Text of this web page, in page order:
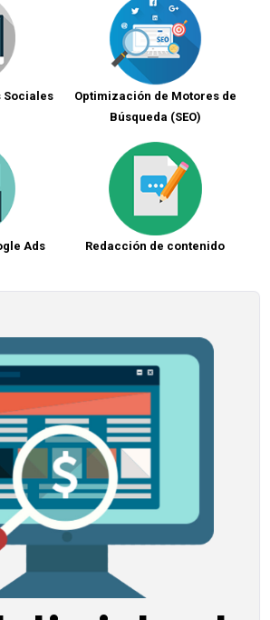
Sociales
Optimización de Motores de
Búsqueda (SEO)
Ads Redacción de contenido